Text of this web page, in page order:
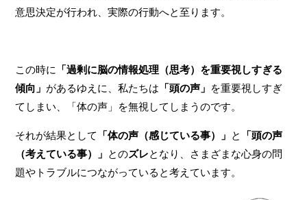
意思決定が行われ、実際の行動へと至ります。
この時に
「過剰に脳の情報処理（思考）を重要視しすぎる
傾向」 があるゆえに、私たちは 「頭の声」 を重要視しすぎ
てしまい、「体の声」を無視してしまうのです。
それが結果として 「体の声（感じている事）」 と
「頭の声
（考えている事）」 とのズレとなり、さまざまな心身の問
題やトラブルにつながっていると考えています。